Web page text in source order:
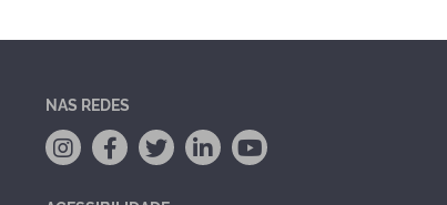
NAS REDES